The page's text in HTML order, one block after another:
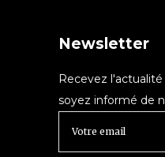
Newsletter
Recevez
soyez informé de